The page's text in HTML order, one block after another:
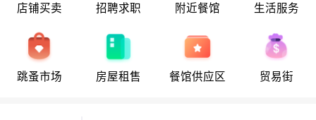
店铺买卖 招聘求职 附近餐馆 生活服务
跳蚤市场 房屋租售 餐馆供应区 贸易街
八月十五警惕恐袭！